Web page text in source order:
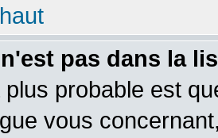
pas dans la
plus probable est
vous